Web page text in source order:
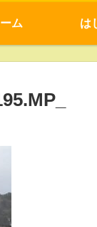
ム は